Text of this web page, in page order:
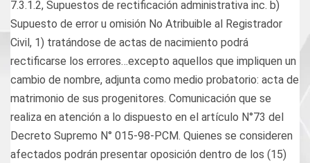
7.3.1.2, Supuestos de rectificación administrativa inc. b)
Supuesto de error u omisión No Atribuible al Registrador
Civil, 1) tratándose de actas de nacimiento podrá
rectificarse los errores…excepto aquellos que impliquen un
cambio de nombre, adjunta como medio probatorio: acta de
matrimonio de sus progenitores. Comunicación que se
realiza en atención a lo dispuesto en el artículo N°73 del
Decreto Supremo N° 015-98-PCM. Quienes se consideren
afectados podrán presentar oposición dentro de los (15)